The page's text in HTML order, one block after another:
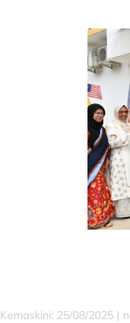
Kemaskini: 25/08/2025 |